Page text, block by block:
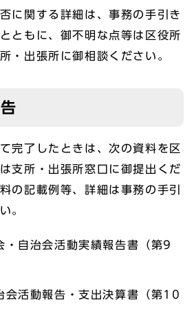
に関する詳細は、事務の手引き
ともに、御不明な点等は区役所
・出張所に御相談ください。
完了したときは、次の資料を区
支所・出張所窓口に御提出くだ
の記載例等、詳細は事務の手引
。
・自治会活動実績報告書（第9
会活動報告・支出決算書（第10